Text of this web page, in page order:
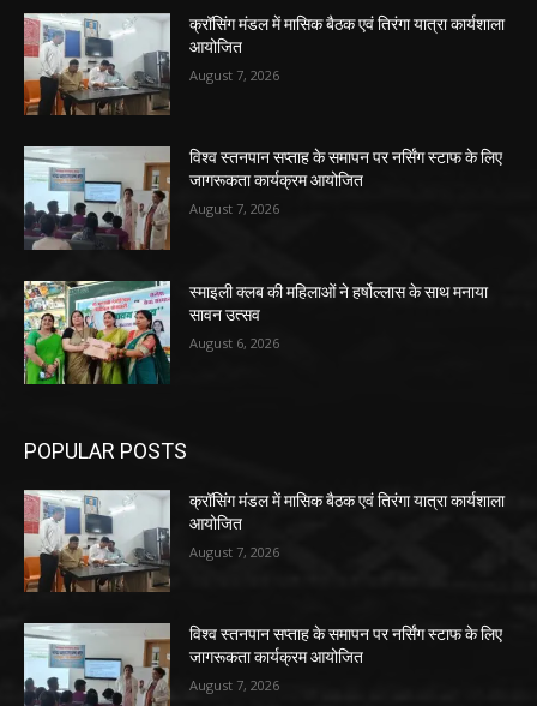
क्रॉसिंग मंडल में मासिक बैठक एवं तिरंगा यात्रा कार्यशाला
आयोजित
August 7, 2026
विश्व स्तनपान सप्ताह के समापन पर नर्सिंग स्टाफ के लिए
जागरूकता कार्यक्रम आयोजित
August 7, 2026
स्माइली क्लब की महिलाओं ने हर्षोल्लास के साथ मनाया
सावन उत्सव
August 6, 2026
POPULAR POSTS
क्रॉसिंग मंडल में मासिक बैठक एवं तिरंगा यात्रा कार्यशाला
आयोजित
August 7, 2026
विश्व स्तनपान सप्ताह के समापन पर नर्सिंग स्टाफ के लिए
जागरूकता कार्यक्रम आयोजित
August 7, 2026